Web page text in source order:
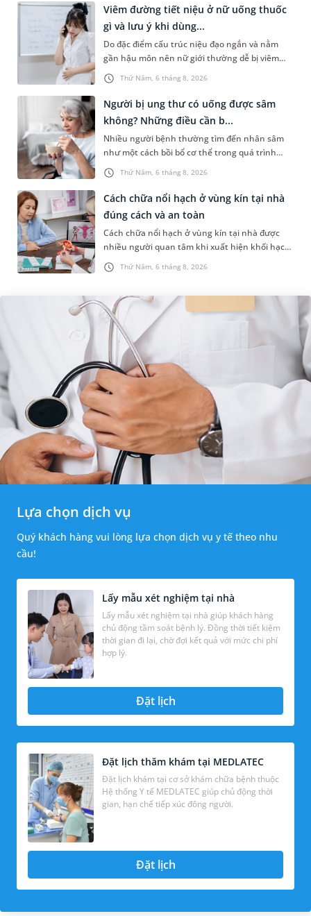
Thứ Năm, 6 tháng 8, 2026
Viêm đường tiết niệu ở nữ uống thuốc
gì và lưu ý khi dùng...
Do đặc điểm cấu trúc niệu đạo ngắn và nằm
gần hậu môn nên nữ giới thường dễ bị viêm
đường tiết niệu hơn nam giới. Tùy theo nguyên
nhân, mức độ nhiễm trùng và...
Thứ Năm, 6 tháng 8, 2026
Người bị ung thư có uống được sâm
không? Những điều cần b...
Nhiều người bệnh thường tìm đến nhân sâm
như một cách bồi bổ cơ thể trong quá trình
điều trị ung thư. Tuy nhiên, câu hỏi người bị
ung thư có uống được sâm kh...
Thứ Năm, 6 tháng 8, 2026
Cách chữa nổi hạch ở vùng kín tại nhà
đúng cách và an toàn
Cách chữa nổi hạch ở vùng kín tại nhà được
nhiều người quan tâm khi xuất hiện khối hạch
nhỏ ở vùng bẹn hoặc cơ quan sinh dục. Nếu
hạch mới xuất hiện, kích th...
Lựa chọn dịch vụ
Quý khách hàng vui lòng lựa chọn dịch vụ y tế theo nhu
cầu!
Lấy mẫu xét nghiệm tại nhà
Lấy mẫu xét nghiệm tại nhà giúp khách hàng
chủ động tầm soát bệnh lý. Đồng thời tiết kiệm
thời gian đi lại, chờ đợi kết quả với mức chi phí
hợp lý.
Đặt lịch
Đặt lịch thăm khám tại MEDLATEC
Đặt lịch khám tại cơ sở khám chữa bệnh thuộc
Hệ thống Y tế MEDLATEC giúp chủ động thời
gian, hạn chế tiếp xúc đông người.
Đặt lịch